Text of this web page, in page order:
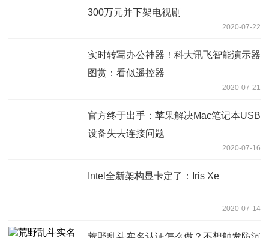
300万元并下架电视剧
2020-07-22
实时转写办公神器！科大讯飞智能演示器
图赏：看似遥控器
2020-07-21
官方终于出手：苹果解决Mac笔记本USB
设备失去连接问题
2020-07-16
Intel全新架构显卡定了：Iris Xe
2020-07-14